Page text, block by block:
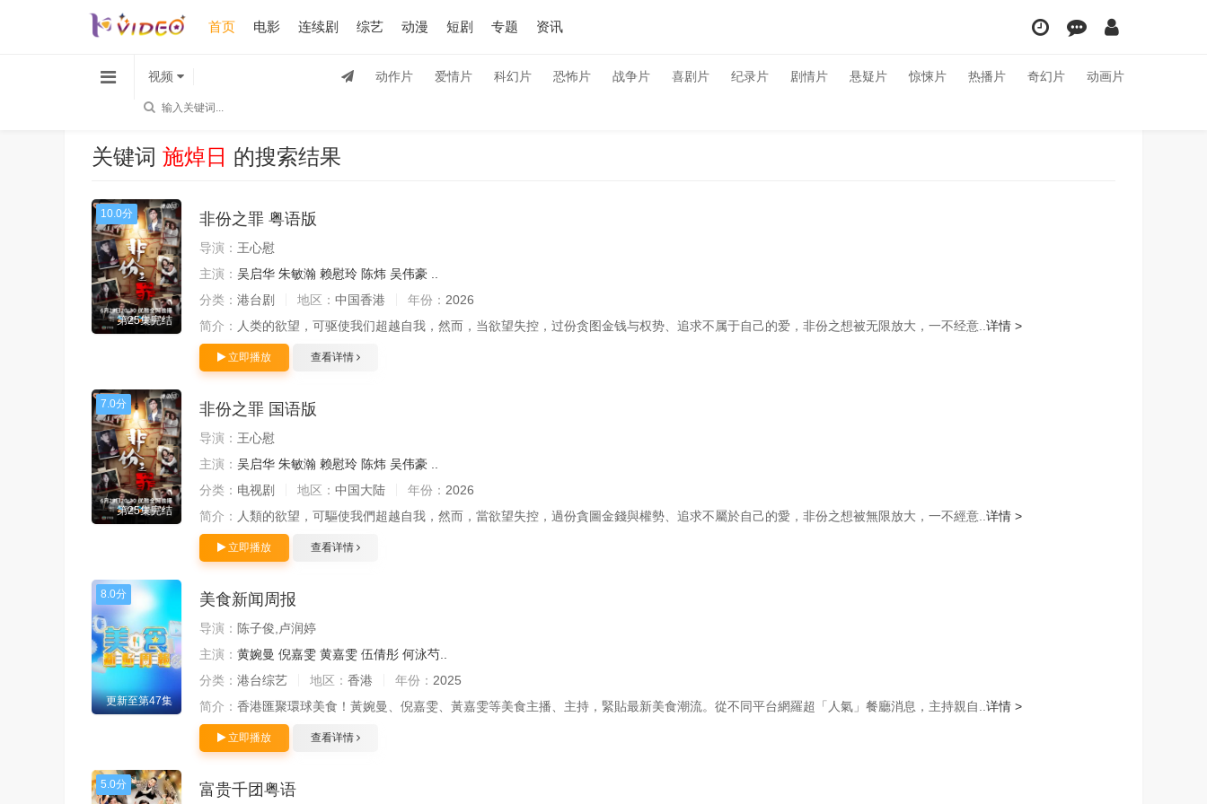
首页 电影 连续剧 综艺 动漫 短剧 专题 资讯
动作片 爱情片 科幻片 恐怖片 战争片 喜剧片 纪录片 剧情片 悬疑片 惊悚片 热播片 奇幻片 动画片
视频
关键词 施焯日 的搜索结果
10.0分
第25集完结
非份之罪 粤语版
导演： 王心慰
主演： 吴启华 朱敏瀚 赖慰玲 陈炜 吴伟豪
分类： 港台剧 地区： 中国香港 年份： 2026
简介： 人类的欲望，可驱使我们超越自我，然而，当欲望失控，过份贪图金钱与权势、追求不属于自己的爱，非份之想被无限放大，一不经意.. 详情 >
立即播放 查看详情
7.0分
第25集完结
非份之罪 国语版
导演： 王心慰
主演： 吴启华 朱敏瀚 赖慰玲 陈炜 吴伟豪
分类： 电视剧 地区： 中国大陆 年份： 2026
简介： 人類的欲望，可驅使我們超越自我，然而，當欲望失控，過份貪圖金錢與權勢、追求不屬於自己的愛，非份之想被無限放大，一不經意.. 详情 >
立即播放 查看详情
8.0分
更新至第47集
美食新闻周报
导演： 陈子俊,卢润婷
主演： 黄婉曼 倪嘉雯 黄嘉雯 伍倩彤 何泳芍..
分类： 港台综艺 地区： 香港 年份： 2025
简介： 香港匯聚環球美食！黃婉曼、倪嘉雯、黃嘉雯等美食主播、主持，緊貼最新美食潮流。從不同平台網羅超「人氣」餐廳消息，主持親自.. 详情 >
立即播放 查看详情
5.0分 富贵千团粤语